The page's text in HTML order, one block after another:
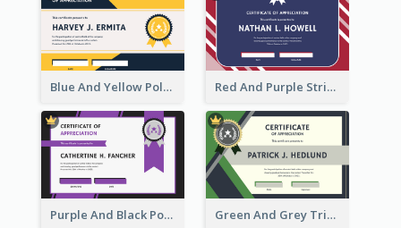
Blue And Yellow Polygon With Badge Certificate Red And Purple Stripes Frame Certificate
Purple And Black Polygon Appreciation Certificate Green And Grey Triangles With Badge Certificate